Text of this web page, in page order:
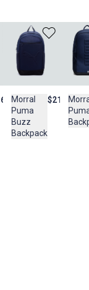
Morral
Puma
Buzz
Backpack
$214.950